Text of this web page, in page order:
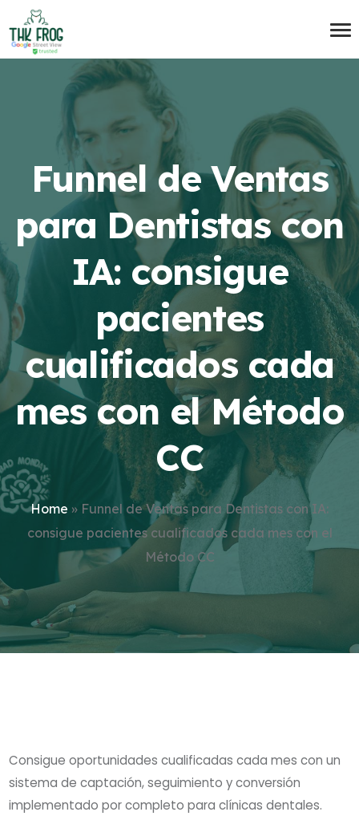
Funnel de Ventas
para Dentistas con
IA: consigue
pacientes
cualificados cada
mes con el Método
CC
Home » Funnel de Ventas para Dentistas con IA:
consigue pacientes cualificados cada mes con el
Método CC
Consigue oportunidades cualificadas cada mes con un
sistema de captación, seguimiento y conversión
implementado por completo para clínicas dentales.